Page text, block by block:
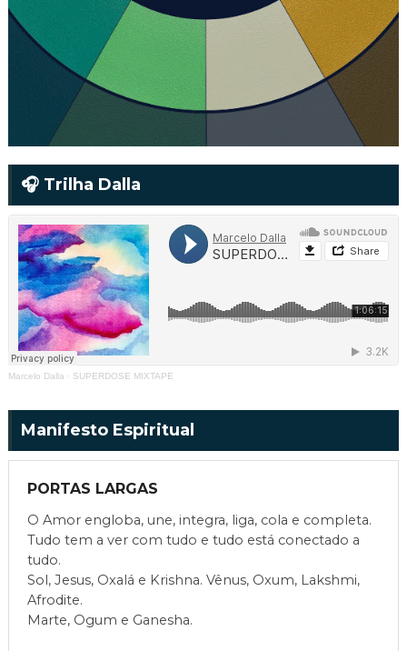
🎧 Trilha Dalla
Marcelo Dalla · SUPERDOSE MIXTAPE
Manifesto Espiritual
PORTAS LARGAS
O Amor engloba, une, integra, liga, cola e completa.
Tudo tem a ver com tudo e tudo está conectado a
tudo.
Sol, Jesus, Oxalá e Krishna. Vênus, Oxum, Lakshmi,
Afrodite.
Marte, Ogum e Ganesha.